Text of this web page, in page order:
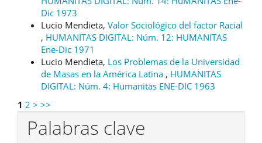
Dic 1973
Lucio Mendieta, Valor Sociológico del factor Racial
, HUMANITAS DIGITAL: Núm. 12: HUMANITAS
Ene-Dic 1971
Lucio Mendieta, Los Problemas de la Universidad
de Masas en la América Latina , HUMANITAS
DIGITAL: Núm. 4: Humanitas ENE-DIC 1963
1 2 > >>
Palabras clave